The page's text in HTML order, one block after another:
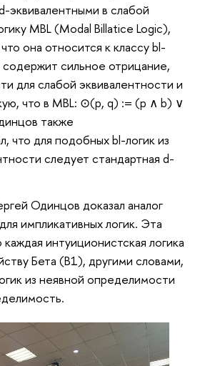
эквивалентными в слабой
MBL (Modal Billatice Logic),
она относится к классу bl-
содержит сильное отрицание,
для слабой эквивалентности и
что в MBL: ⊙(p, q) := (p ∧ b) ∨
также
что для подобных bl-логик из
следует стандартная d-
Одинцов доказал аналог
импликативных логик. Эта
каждая интуиционистская логика
Бета (B1), другими словами,
из неявной определимости